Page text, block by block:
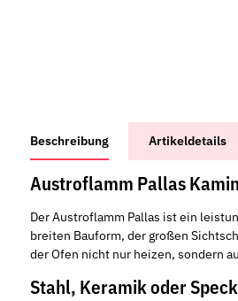
Beschreibung Artikeldetails
Austroflamm Pallas
Der Austroflamm Pallas ist ein
breiten Bauform, der großen
der Ofen nicht nur heizen, sondern
Stahl, Keramik oder